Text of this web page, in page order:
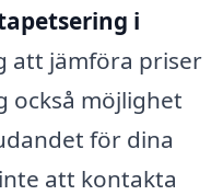
i
att jämföra priser
också möjlighet
för dina
att kontakta